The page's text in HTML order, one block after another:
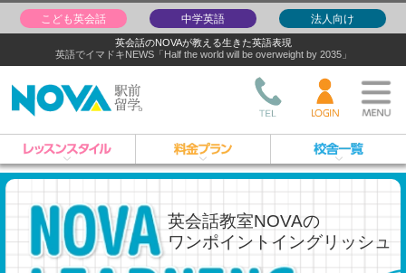
英会話のNOVAが教える生きた英語表現
英語でイマドキNEWS「Half the world will be overweight by 2035」
こども英会話 中学英語 法人向け
英会話教室NOVAの
ワンポイントイングリッシュ